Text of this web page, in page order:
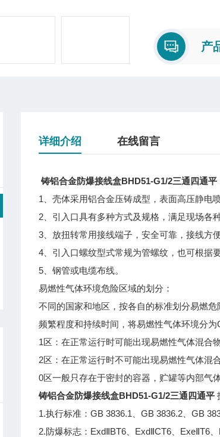
产
详细介绍 在线留言
铸铝合金防爆接线盒BHD51-G1/2三通四通平
1、壳体采用铝合金压铸成型，表面高压静电
2、引入口具有多种方式及规格，满足现场各
3、放扭转常用接线端子，安全可靠，接线方
4、引入口螺纹型式常规为管螺纹，也可根据
5、钢管或电缆布线。
易燃性气体环境危险区域的划分：
不同的国家和地区，按各自的标准划分易燃
频繁程度和持续时间，将易燃性气体环境分
1区：在正常运行时可能出现易燃性气体混合
2区：在正常运行时不可能出现易燃性气体混
0区一般只存在于密封的容器，贮罐等内部气
铸铝合金防爆接线盒BHD51-G1/2三通四通平
1.执行标准：GB 3836.1、GB 3836.2、GB
2.防爆标志：ExdⅡBT6、ExdⅡCT6、ExeⅡT6